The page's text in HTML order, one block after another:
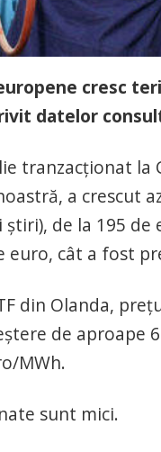
cresc
datelor
tranzacționat la
a crescut
de la 195 de
euro, cât a fost
din Olanda,
de aproape
MWh.
sunt mici.